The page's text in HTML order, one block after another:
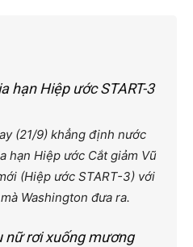
hạn Hiệp ước START-3
(21/9) khẳng định nước
hạn Hiệp ước Cắt giảm Vũ
(Hiệp ước START-3) với
Washington đưa ra.
nữ rơi xuống mương